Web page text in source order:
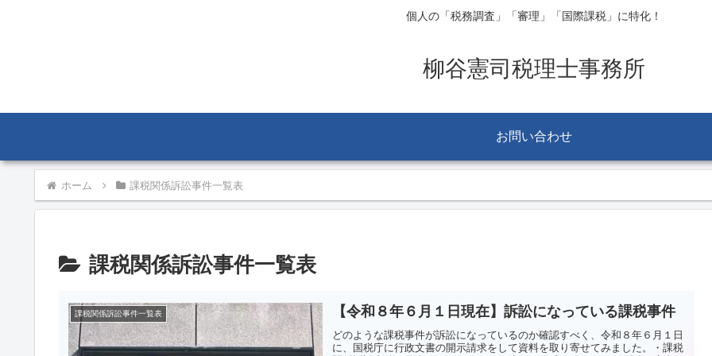
個人の「税務調査」「審理」「国際課税」に特化！
柳谷憲司税理士事務所
お問い合わせ
ホーム 課税関係訴訟事件一覧表
課税関係訴訟事件一覧表
課税関係訴訟事件一覧表 【令和８年６月１日現在】訴訟になっている課税事件
どのような課税事件が訴訟になっているのか確認すべく、令和８年６月１日
に、国税庁に行政文書の開示請求をして資料を取り寄せてみました。・課税